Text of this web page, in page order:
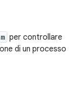
per controllare
di un processo